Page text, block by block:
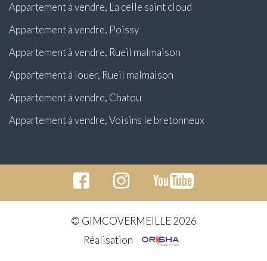
Appartement à vendre, La celle saint cloud
Appartement à vendre, Poissy
Appartement à vendre, Rueil malmaison
Appartement à louer, Rueil malmaison
Appartement à vendre, Chatou
Appartement à vendre, Voisins le bretonneux
© GIMCOVERMEILLE 2026
Réalisation